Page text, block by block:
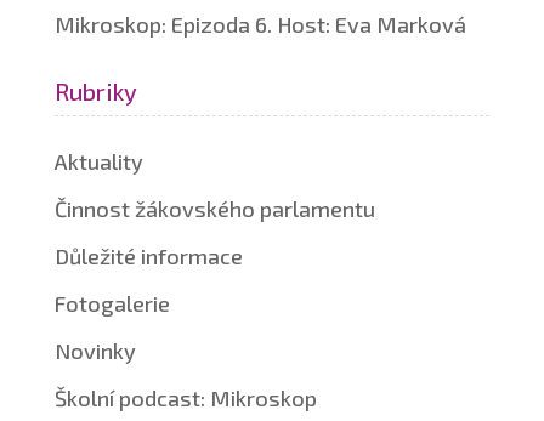
Mikroskop: Epizoda 6. Host: Eva Marková
Rubriky
Aktuality
Činnost žákovského parlamentu
Důležité informace
Fotogalerie
Novinky
Školní podcast: Mikroskop